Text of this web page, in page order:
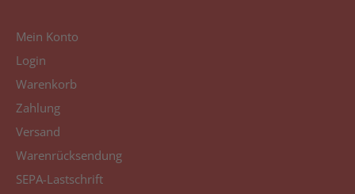
Mein Konto
Login
Warenkorb
Zahlung
Versand
Warenrücksendung
SEPA-Lastschrift